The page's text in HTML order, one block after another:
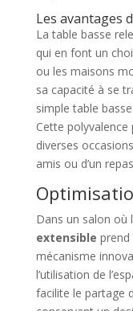
Les avantages
La table basse
qui en font un
ou les maisons
sa capacité à se
simple table
Cette polyvalence
diverses
amis ou d’un
Dans un salon où
extensible
mécanisme
l’utilisation de
facilite le partage